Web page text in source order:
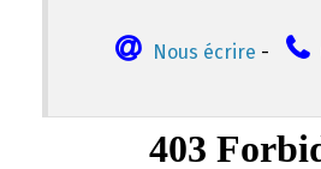
Nous écrire -